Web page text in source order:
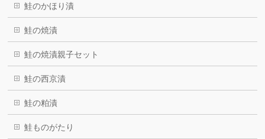
鮭のかほり漬
鮭の焼漬
鮭の焼漬親子セット
鮭の西京漬
鮭の粕漬
鮭ものがたり